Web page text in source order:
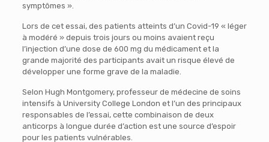
symptômes ».
Lors de cet essai, des patients atteints d’un Covid-19 « léger
à modéré » depuis trois jours ou moins avaient reçu
l’injection d’une dose de 600 mg du médicament et la
grande majorité des participants avait un risque élevé de
développer une forme grave de la maladie.
Selon Hugh Montgomery, professeur de médecine de soins
intensifs à University College London et l’un des principaux
responsables de l’essai, cette combinaison de deux
anticorps à longue durée d’action est une source d’espoir
pour les patients vulnérables.